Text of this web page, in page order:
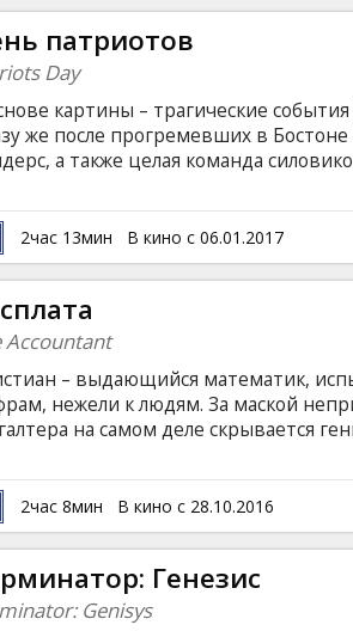
приключение на улицах Лос-
на латышском и русском
патриотов
Day
картины – трагические
же после прогремевших в
а также целая команда
новый удар. Охота на братьев
сложных полицейских
с субтитрами на латышском и
2час 13мин В кино с 06.01.2017
Accountant
– выдающийся математик,
нежели к людям. За маской
на самом деле скрывается
потоки. Но вот Кристиана
крупной компании - и тут уж ему
еще и огнестрельным
с субтитрами на латышском и
2час 8мин В кино с 28.10.2016
Генезис
Genisys